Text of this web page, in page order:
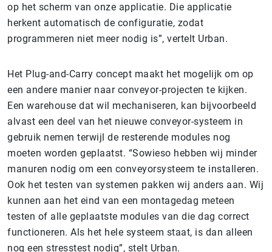
op het scherm van onze applicatie. Die applicatie
herkent automatisch de configuratie, zodat
programmeren niet meer nodig is”, vertelt Urban.
Het Plug-and-Carry concept maakt het mogelijk om op
een andere manier naar conveyor-projecten te kijken.
Een warehouse dat wil mechaniseren, kan bijvoorbeeld
alvast een deel van het nieuwe conveyor-systeem in
gebruik nemen terwijl de resterende modules nog
moeten worden geplaatst. “Sowieso hebben wij minder
manuren nodig om een conveyorsysteem te installeren.
Ook het testen van systemen pakken wij anders aan. Wij
kunnen aan het eind van een montagedag meteen
testen of alle geplaatste modules van die dag correct
functioneren. Als het hele systeem staat, is dan alleen
nog een stresstest nodig”, stelt Urban.